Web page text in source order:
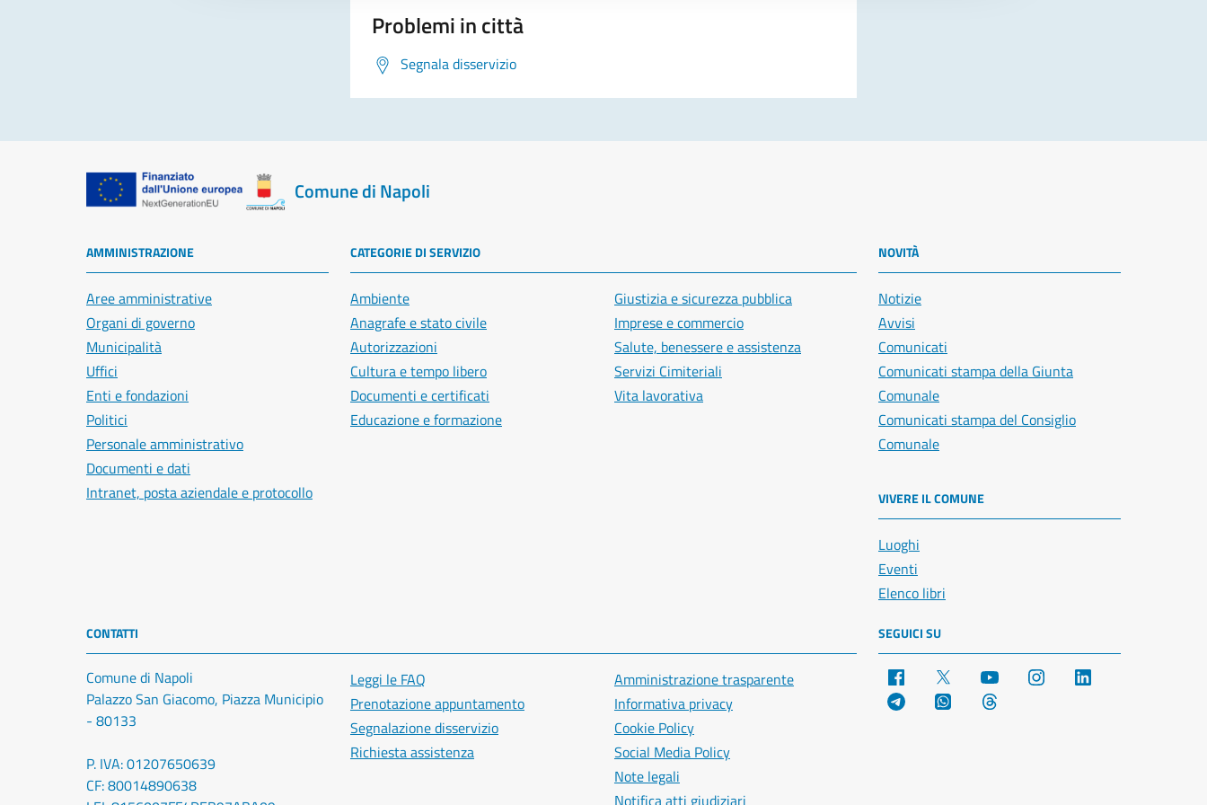
Problemi in città
Segnala disservizio
Comune di Napoli
AMMINISTRAZIONE
Aree amministrative
Organi di governo
Municipalità
Uffici
Enti e fondazioni
Politici
Personale amministrativo
Documenti e dati
Intranet, posta aziendale e protocollo
CATEGORIE DI SERVIZIO
Ambiente
Anagrafe e stato civile
Autorizzazioni
Cultura e tempo libero
Documenti e certificati
Educazione e formazione
Giustizia e sicurezza pubblica
Imprese e commercio
Salute, benessere e assistenza
Servizi Cimiteriali
Vita lavorativa
NOVITÀ
Notizie
Avvisi
Comunicati
Comunicati stampa della Giunta
Comunale
Comunicati stampa del Consiglio
Comunale
VIVERE IL COMUNE
Luoghi
Eventi
Elenco libri
CONTATTI
Comune di Napoli
Palazzo San Giacomo, Piazza Municipio
- 80133
P. IVA: 01207650639
CF: 80014890638
Leggi le FAQ
Prenotazione appuntamento
Segnalazione disservizio
Richiesta assistenza
Amministrazione trasparente
Informativa privacy
Cookie Policy
Social Media Policy
Note legali
SEGUICI SU
Facebook YouTube Instagram
Telegram WhatsApp